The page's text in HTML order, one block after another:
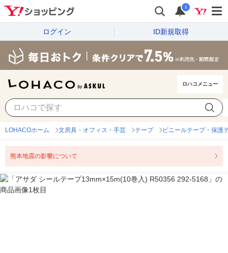
i
ログイン ID新規取得
ロハコメニュー
LOHACOホーム 文房具・オフィス・手芸 テープ ビニールテープ・保護
熊本地震の影響について